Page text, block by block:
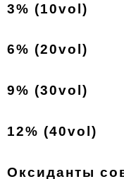
3% (10vol)
6% (20vol)
9% (30vol)
12% (40vol)
Оксиданты